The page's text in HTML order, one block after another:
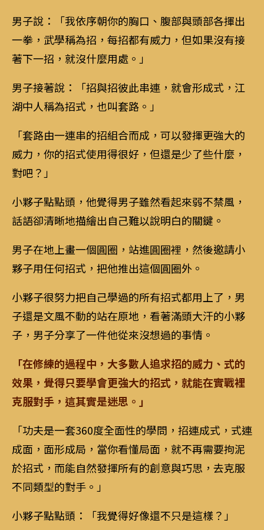
男子說：「我依序朝你的胸口、腹部與頭部各揮出
一拳，武學稱為招，每招都有威力，但如果沒有接
著下一招，就沒什麼用處。」
男子接著說：「招與招彼此串連，就會形成式，江
湖中人稱為招式，也叫套路。」
「套路由一連串的招組合而成，可以發揮更強大的
威力，你的招式使用得很好，但還是少了些什麼，
對吧？」
小夥子點點頭，他覺得男子雖然看起來弱不禁風，
話語卻清晰地描繪出自己難以說明白的關鍵。
男子在地上畫一個圓圈，站進圓圈裡，然後邀請小
夥子用任何招式，把他推出這個圓圈外。
小夥子很努力把自己學過的所有招式都用上了，男
子還是文風不動的站在原地，看著滿頭大汗的小夥
子，男子分享了一件他從來沒想過的事情。
「在修練的過程中，大多數人追求招的威力、式的
效果，覺得只要學會更強大的招式，就能在實戰裡
克服對手，這其實是迷思。」
「功夫是一套360度全面性的學問，招連成式，式連
成面，面形成局，當你看懂局面，就不再需要拘泥
於招式，而能自然發揮所有的創意與巧思，去克服
不同類型的對手。」
小夥子點點頭：「我覺得好像還不只是這樣？」